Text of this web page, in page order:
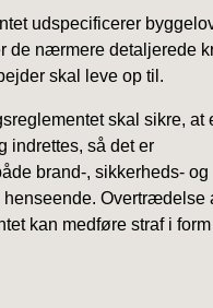
udspecificerer
de nærmere detaljerede
skal leve op til.
skal sikre, at
indrettes, så det er
brand-, sikkerheds- og
Overtrædelse
kan medføre straf i